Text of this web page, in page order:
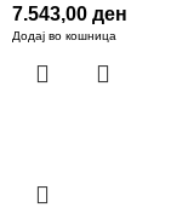
7.543,00 ден
Додај во кошница